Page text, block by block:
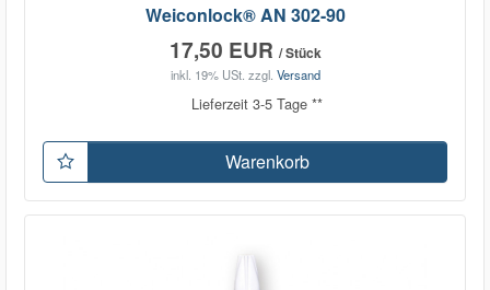
Weiconlock® AN 302-90
17,50 EUR / Stück
inkl. 19% USt. zzgl. Versand
Lieferzeit 3-5 Tage **
Warenkorb